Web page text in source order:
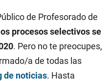
de Profesorado de
procesos selectivos se
. Pero no te preocupes,
a de todas las
de noticias. Hasta